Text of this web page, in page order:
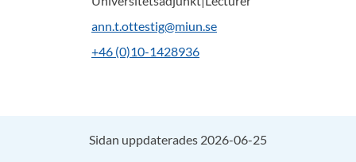
ann.t.ottestig@miun.se
+46 (0)10-1428936
Sidan uppdaterades 2026-06-25